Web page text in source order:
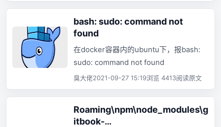
bash: sudo: command not
found
在docker容器内的ubuntu下，报bash:
sudo: command not found
臭大佬2021-09-27 15:19浏览 4413阅读原文
Roaming\npm\node_modules\g
itbook-